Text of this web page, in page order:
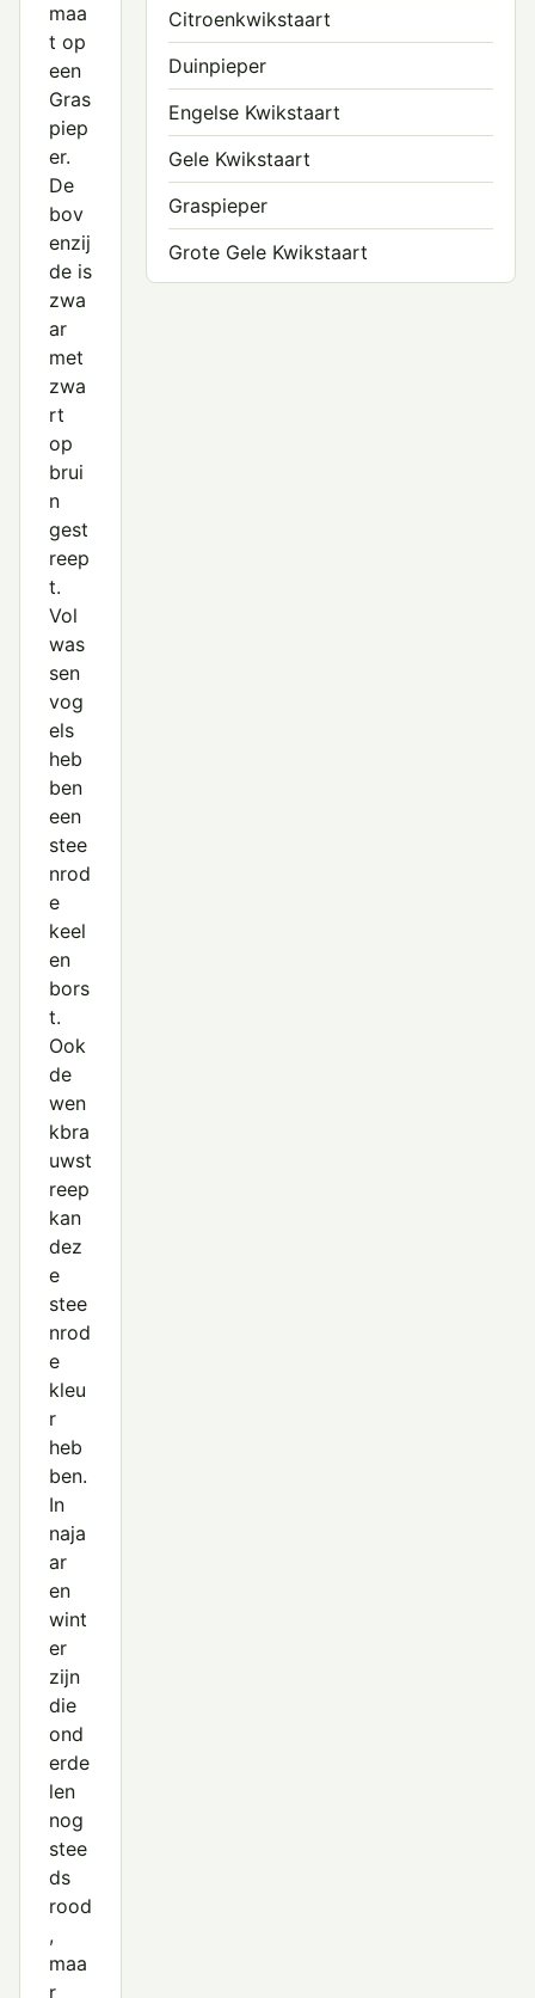
maa
t op
een
Gras
piep
er.
De
bov
enzij
de is
zwa
ar
met
zwa
rt
op
brui
n
gest
reep
t.
Vol
was
sen
vog
els
heb
ben
een
stee
nrod
e
keel
en
bors
t.
Ook
de
wen
kbra
uwst
reep
kan
dez
e
stee
nrod
e
kleu
r
heb
ben.
In
naja
ar
en
wint
er
zijn
die
ond
erde
len
nog
stee
ds
rood
,
maa
r
Citroenkwikstaart
Duinpieper
Engelse Kwikstaart
Gele Kwikstaart
Graspieper
Grote Gele Kwikstaart